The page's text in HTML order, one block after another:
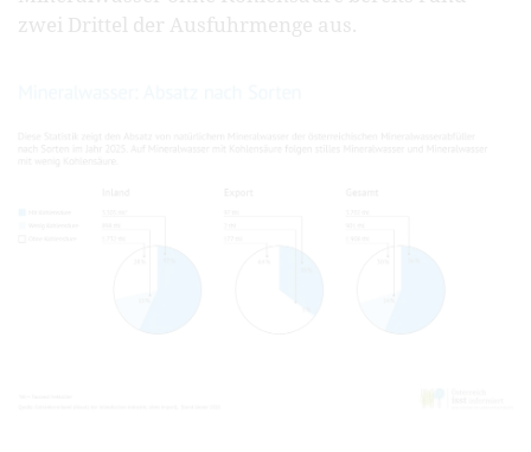
zwei Drittel der Ausfuhrmenge aus.